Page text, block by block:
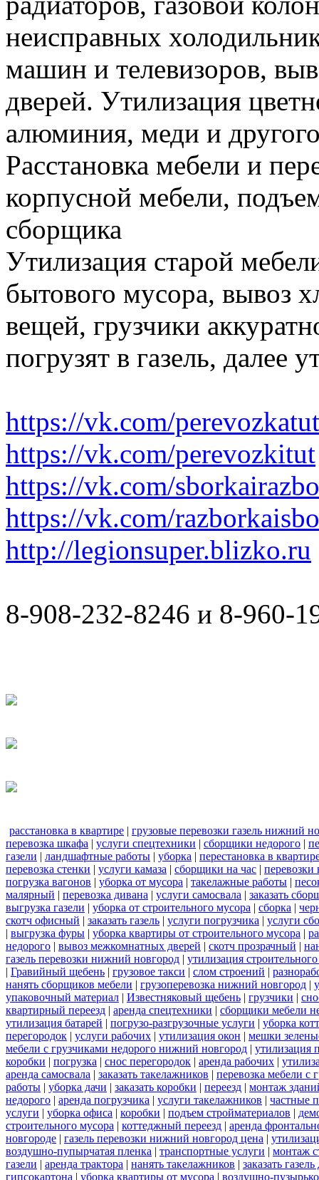
неисправных
машин и телевизоров,
дверей. Утилизация
алюминия, меди и
Расстановка мебели и
корпусной мебели,
сборщика
Утилизация старой
бытового мусора, вывоз
вещей, грузчики
погрузят в газель, далее
https://vk.com/perevozkatut
https://vk.com/perevozkitut
https://vk.com/
https://vk.com/
http://legionsuper.blizko.ru
8-908-232-8246 и 8-960-
расстановка в квартире | грузовые перевозки газель нижний
перевозка шкафа | услуги спецтехники | сборщики недорого |
газели | ландшафтные работы | уборка | перестановка в
перевозка стенки | услуги камаза | сборщики на час | перевозки
погрузка вагонов | уборка от мусора | такелажные работы |
малярный | перевозка дивана | услуги самосвала | заказать
выгрузка газели | уборка от строительного мусора | сборка |
скотч офисный | заказать газель | услуги погрузчика | услуги
| выгрузка фуры | уборка квартиры от строительного мусора |
недорого | вывоз межкомнатных дверей | скотч прозрачный |
газель перевозки нижний новгород | утилизация
| Гравийный щебень | грузовое такси | слом строений |
нанять сборщиков мебели | грузоперевозка нижний новгород |
упаковочный материал | Известняковый щебень | грузчики |
квартирный переезд | аренда спецтехники | сборщики мебели
утилизация батарей | погрузо-разгрузочные услуги | уборка
перегородок | услуги рабочих | утилизация окон | мешки
мебели с грузчиками недорого нижний новгород | утилизация
коробки | погрузка | снос перегородок | аренда рабочих |
аренда самосвала | заказать такелажников | перевозка мебели с
работы | уборка дачи | заказать коробки | переезд | монтаж
недорого | аренда погрузчика | услуги такелажников | частные
услуги | уборка офиса | коробки | подъем стройматериалов |
строительного мусора | коттеджный переезд | аренда
новгороде | газель перевозки нижний новгород цена |
воздушно-пупырчатая пленка | транспортные услуги | монтаж
газели | аренда трактора | нанять такелажников | заказать
гипсокартона | уборка квартиры от мусора | воздушно-